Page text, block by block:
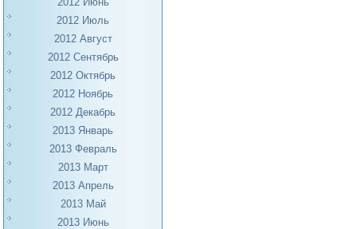
2012 Июль
2012 Август
2012 Сентябрь
2012 Октябрь
2012 Ноябрь
2012 Декабрь
2013 Январь
2013 Февраль
2013 Март
2013 Апрель
2013 Май
2013 Июнь